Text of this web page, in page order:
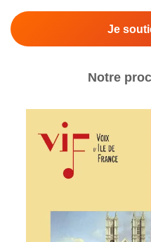
Je
Notre